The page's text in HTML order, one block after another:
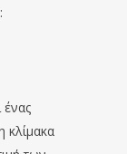
ένας
κλίμακα